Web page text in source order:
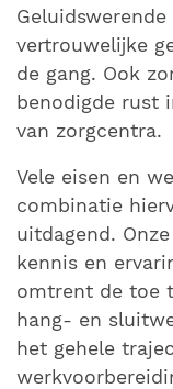
vertrouwelijke
de gang. Ook
benodigde rust
van zorgcentra.
Vele eisen en
combinatie
uitdagend.
kennis en
omtrent de toe
hang- en
het gehele